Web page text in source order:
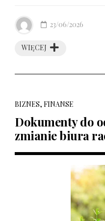
WIĘCEJ
23/06/2026
BIZNES, FINANSE
Dokumenty do
zmianie biura